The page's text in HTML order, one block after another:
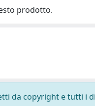
prodotto.
da copyright e tutti i